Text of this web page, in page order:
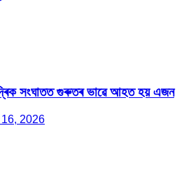
সংঘাতত গুৰুতৰ ভাৱে আহত হয় এজন
2026